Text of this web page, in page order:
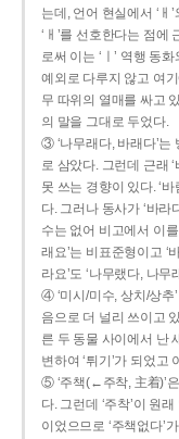
는데, 언어 현실에서 ‘ㅐ
‘ㅐ’를 선호한다는 점에
로써 이는 ‘ㅣ’ 역행 동
예외로 다루지 않고 여
무 따위의 열매를 싸고
의 말을 그대로 두었다.
③ ‘나무래다, 바래다’는
로 삼았다. 그런데 근래 ‘
못 쓰는 경향이 있다. ‘
다. 그러나 동사가 ‘바라
수는 없어 비고에서 이
래요’는 비표준형이고 ‘
라요’도 ‘나무랬다, 나
④ ‘미시/미수, 상치/상추
음으로 더 널리 쓰이고
른 두 동물 사이에서 난
변하여 ‘튀기’가 되었고
⑤ ‘주책(←주착, 主着)’
다. 그런데 ‘주착’이 원
이었으므로 ‘주책없다’